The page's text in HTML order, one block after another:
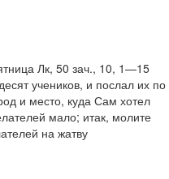
Лк, 50 зач., 10, 1—15
учеников, и послал их по
и место, куда Сам хотел
мало; итак, молите
на жатву